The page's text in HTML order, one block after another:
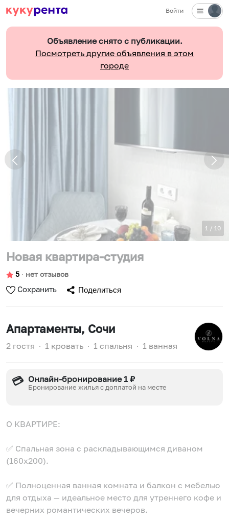
Войти
Объявление снято с публикации.
Посмотреть другие объявления в этом
городе
1 / 10
Новая квартира-студия
5 ∙ нет отзывов
Сохранить Поделиться
Апартаменты, Сочи
2 гостя ∙ 1 кровать ∙ 1 спальня ∙ 1 ванная
💳 Онлайн-бронирование 1 ₽
Бронирование жилья с доплатой на месте
О КВАРТИРЕ:
✅ Спальная зона с раскладывающимся диваном
(160х200).
✅ Полноценная ванная комната и балкон с мебелью
для отдыха — идеальное место для утреннего кофе и
вечерних романтических вечеров.